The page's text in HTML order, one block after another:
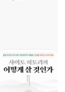
국 1위를 기록
Panasonic의